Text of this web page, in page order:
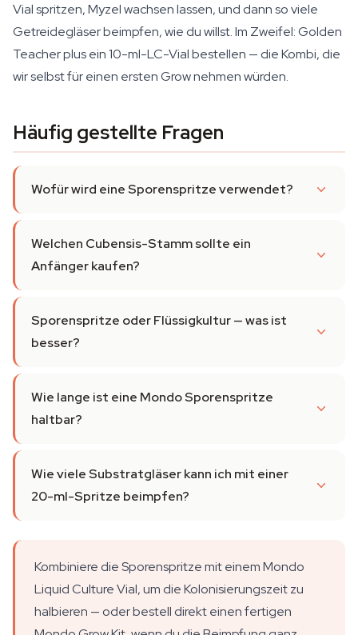
Vial spritzen, Myzel wachsen lassen, und dann so viele
Getreidegläser beimpfen, wie du willst. Im Zweifel: Golden
Teacher plus ein 10-ml-LC-Vial bestellen — die Kombi, die
wir selbst für einen ersten Grow nehmen würden.
Häufig gestellte Fragen
Wofür wird eine Sporenspritze verwendet?
Welchen Cubensis-Stamm sollte ein
Anfänger kaufen?
Sporenspritze oder Flüssigkultur — was ist
besser?
Wie lange ist eine Mondo Sporenspritze
haltbar?
Wie viele Substratgläser kann ich mit einer
20-ml-Spritze beimpfen?
Kombiniere die Sporenspritze mit einem Mondo
Liquid Culture Vial, um die Kolonisierungszeit zu
halbieren — oder bestell direkt einen fertigen